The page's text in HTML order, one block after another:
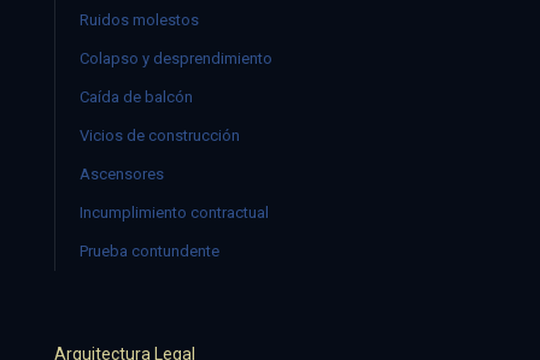
Ruidos molestos
Colapso y desprendimiento
Caída de balcón
Vicios de construcción
Ascensores
Incumplimiento contractual
Prueba contundente
Arquitectura Legal